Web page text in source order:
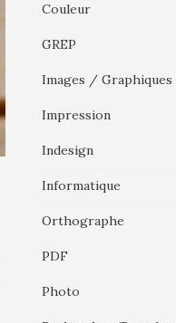
Couleur
GREP
Images / Graphiques
Impression
Indesign
Informatique
Orthographe
PDF
Photo